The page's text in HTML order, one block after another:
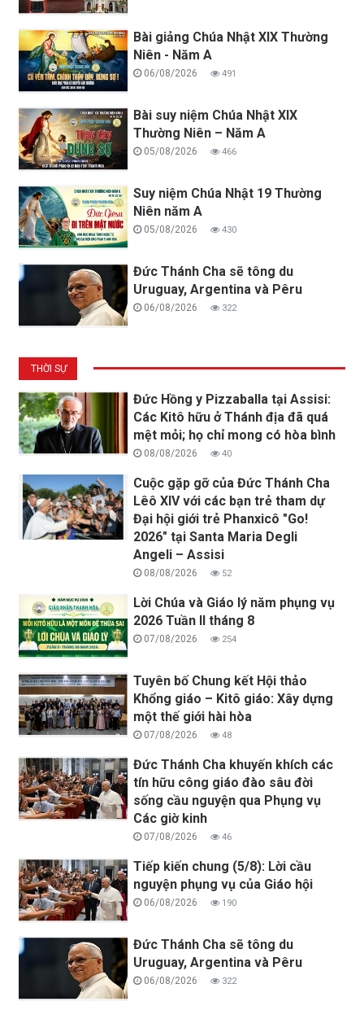
Bài giảng Chúa Nhật XIX Thường
Niên - Năm A
06/08/2026 491
Bài suy niệm Chúa Nhật XIX
Thường Niên – Năm A
05/08/2026 466
Suy niệm Chúa Nhật 19 Thường
Niên năm A
05/08/2026 430
Đức Thánh Cha sẽ tông du
Uruguay, Argentina và Pêru
06/08/2026 322
THỜI SỰ
Đức Hồng y Pizzaballa tại Assisi:
Các Kitô hữu ở Thánh địa đã quá
mệt mỏi; họ chỉ mong có hòa bình
08/08/2026 40
Cuộc gặp gỡ của Đức Thánh Cha
Lêô XIV với các bạn trẻ tham dự
Đại hội giới trẻ Phanxicô "Go!
2026" tại Santa Maria Degli
Angeli – Assisi
08/08/2026 52
Lời Chúa và Giáo lý năm phụng vụ
2026 Tuần II tháng 8
07/08/2026 254
Tuyên bố Chung kết Hội thảo
Khổng giáo – Kitô giáo: Xây dựng
một thế giới hài hòa
07/08/2026 48
Đức Thánh Cha khuyến khích các
tín hữu công giáo đào sâu đời
sống cầu nguyện qua Phụng vụ
Các giờ kinh
07/08/2026 46
Tiếp kiến chung (5/8): Lời cầu
nguyện phụng vụ của Giáo hội
06/08/2026 190
Đức Thánh Cha sẽ tông du
Uruguay, Argentina và Pêru
06/08/2026 322